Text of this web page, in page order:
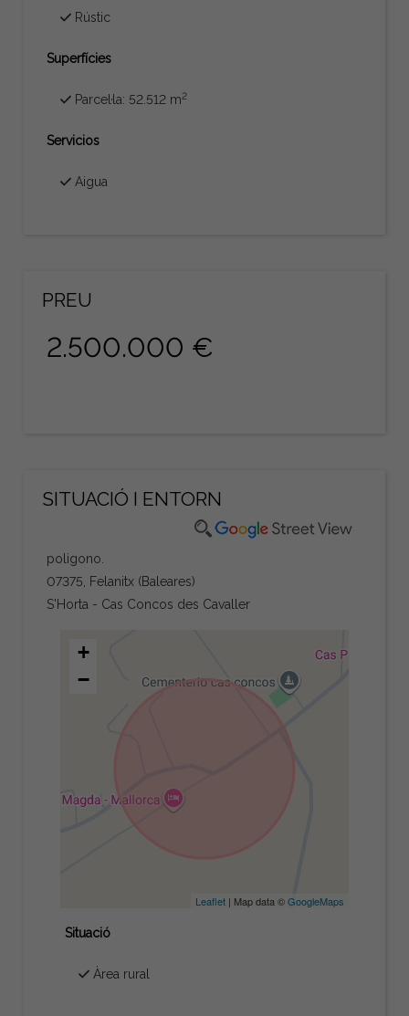
Rústic
Superfícies
Parcel·la: 52.512 m2
Servicios
Aigua
PREU
2.500.000 €
SITUACIÓ I ENTORN
poligono.
07375, Felanitx (Baleares)
S'Horta - Cas Concos des Cavaller
+
−
Leaflet| Map data ©GoogleMaps
Situació
Àrea rural